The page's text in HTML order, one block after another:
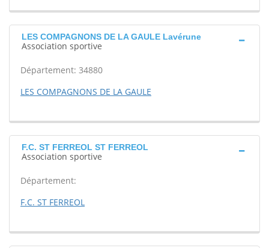
LES COMPAGNONS DE LA GAULE Lavérune
Association sportive
Département: 34880
LES COMPAGNONS DE LA GAULE
F.C. ST FERREOL ST FERREOL
Association sportive
Département:
F.C. ST FERREOL